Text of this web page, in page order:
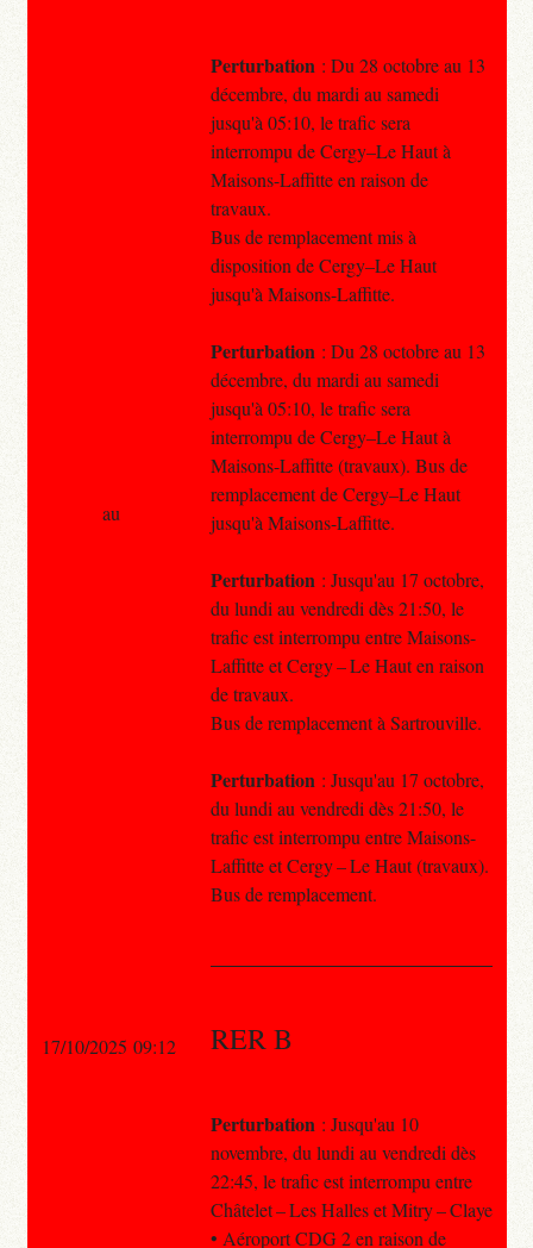
Perturbation : Du 28 octobre au 13
décembre, du mardi au samedi
jusqu'à 05:10, le trafic sera
interrompu de Cergy–Le Haut à
Maisons-Laffitte en raison de
travaux.
Bus de remplacement mis à
disposition de Cergy–Le Haut
jusqu'à Maisons-Laffitte.
Perturbation : Du 28 octobre au 13
décembre, du mardi au samedi
jusqu'à 05:10, le trafic sera
interrompu de Cergy–Le Haut à
Maisons-Laffitte (travaux). Bus de
remplacement de Cergy–Le Haut
jusqu'à Maisons-Laffitte.
Perturbation : Jusqu'au 17 octobre,
du lundi au vendredi dès 21:50, le
trafic est interrompu entre Maisons-
Laffitte et Cergy – Le Haut en raison
de travaux.
Bus de remplacement à Sartrouville.
Perturbation : Jusqu'au 17 octobre,
du lundi au vendredi dès 21:50, le
trafic est interrompu entre Maisons-
Laffitte et Cergy – Le Haut (travaux).
Bus de remplacement.
RER B
Perturbation : Jusqu'au 10
novembre, du lundi au vendredi dès
22:45, le trafic est interrompu entre
Châtelet – Les Halles et Mitry – Claye
• Aéroport CDG 2 en raison de
au
17/10/2025 09:12